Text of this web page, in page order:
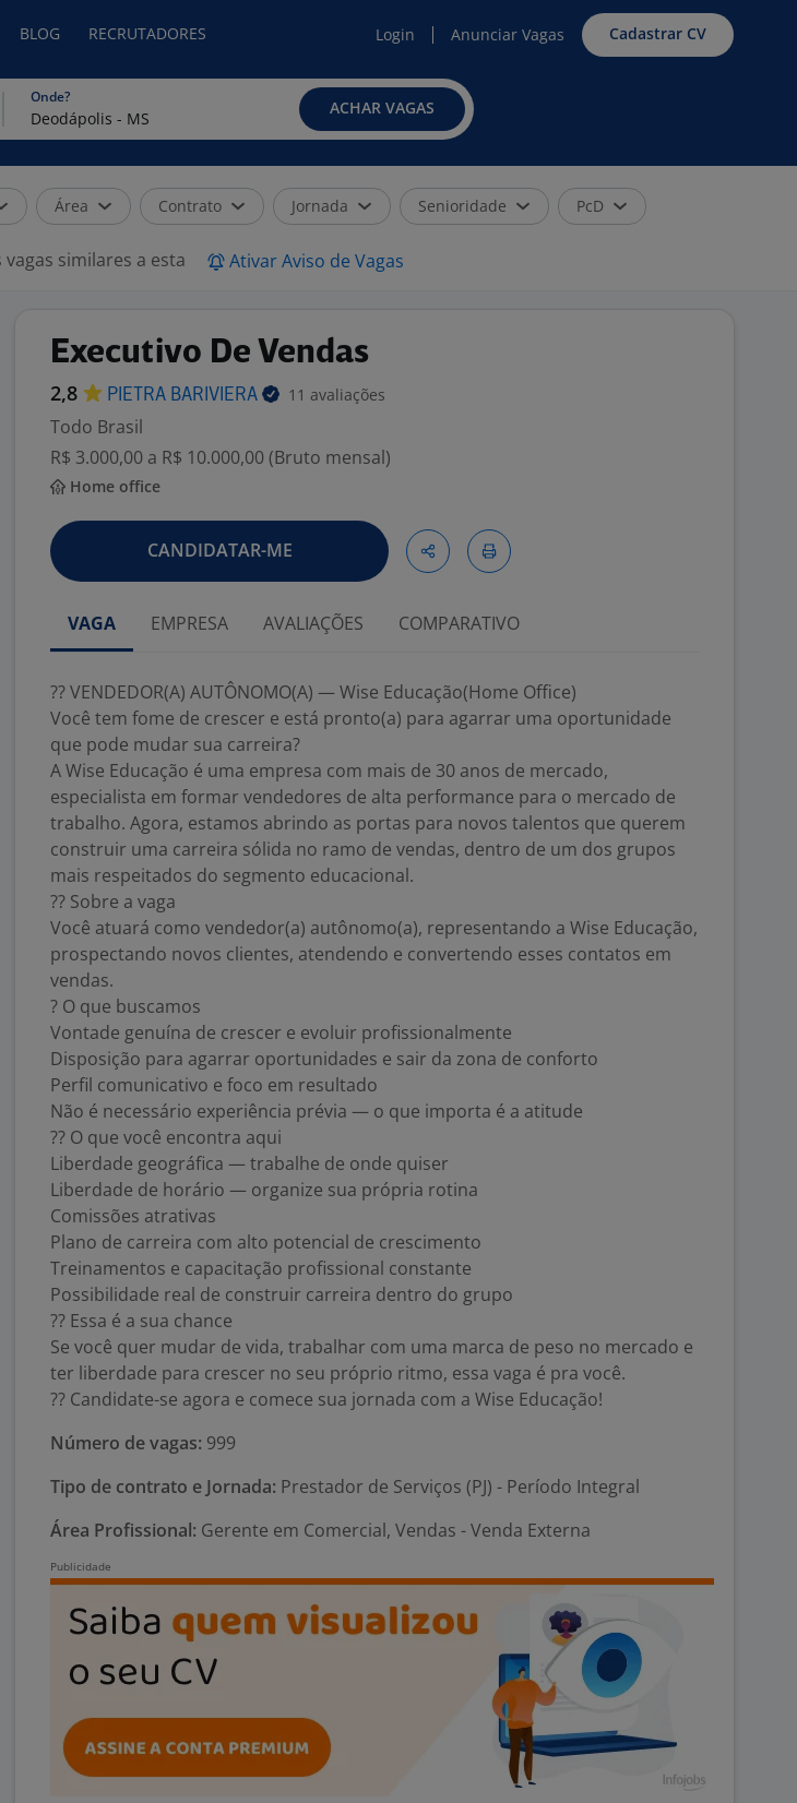
BLOG RECRUTADORES Login Anunciar Vagas Cadastrar CV
Onde?
ACHAR VAGAS
Área Contrato Jornada Senioridade PcD
similares a esta Ativar Aviso de Vagas
Executivo De Vendas
2,8 PIETRA BARIVIERA 11 avaliações
Todo Brasil
R$ 3.000,00 a R$ 10.000,00 (Bruto mensal)
Home office
CANDIDATAR-ME
VAGA EMPRESA AVALIAÇÕES COMPARATIVO
?? VENDEDOR(A) AUTÔNOMO(A) — Wise Educação(Home Office)
Você tem fome de crescer e está pronto(a) para agarrar uma oportunidade
que pode mudar sua carreira?
A Wise Educação é uma empresa com mais de 30 anos de mercado,
especialista em formar vendedores de alta performance para o mercado de
trabalho. Agora, estamos abrindo as portas para novos talentos que querem
construir uma carreira sólida no ramo de vendas, dentro de um dos grupos
mais respeitados do segmento educacional.
?? Sobre a vaga
Você atuará como vendedor(a) autônomo(a), representando a Wise Educação,
prospectando novos clientes, atendendo e convertendo esses contatos em
vendas.
? O que buscamos
Vontade genuína de crescer e evoluir profissionalmente
Disposição para agarrar oportunidades e sair da zona de conforto
Perfil comunicativo e foco em resultado
Não é necessário experiência prévia — o que importa é a atitude
?? O que você encontra aqui
Liberdade geográfica — trabalhe de onde quiser
Liberdade de horário — organize sua própria rotina
Comissões atrativas
Plano de carreira com alto potencial de crescimento
Treinamentos e capacitação profissional constante
Possibilidade real de construir carreira dentro do grupo
?? Essa é a sua chance
Se você quer mudar de vida, trabalhar com uma marca de peso no mercado e
ter liberdade para crescer no seu próprio ritmo, essa vaga é pra você.
?? Candidate-se agora e comece sua jornada com a Wise Educação!
Número de vagas: 999
Tipo de contrato e Jornada: Prestador de Serviços (PJ) - Período Integral
Área Profissional: Gerente em Comercial, Vendas - Venda Externa